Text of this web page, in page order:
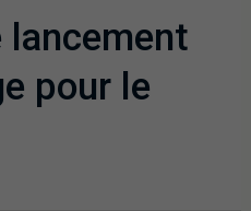
lancement
pour le